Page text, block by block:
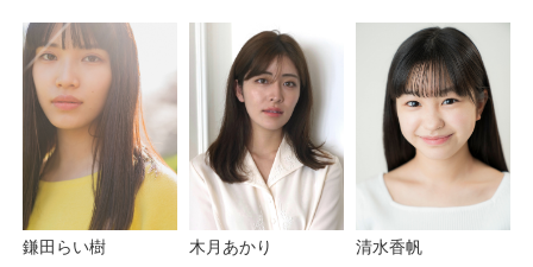
鎌田らい樹 木月あかり 清水香帆